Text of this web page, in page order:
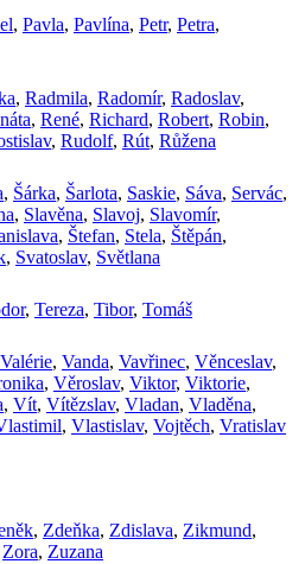
, Pavla, Pavlína, Petr, Petra,
, Radmila, Radomír, Radoslav,
, René, Richard, Robert, Robin,
, Rudolf, Rút, Růžena
, Šárka, Šarlota, Saskie, Sáva, Servác,
, Slavěna, Slavoj, Slavomír,
, Štefan, Stela, Štěpán,
, Svatoslav, Světlana
, Tereza, Tibor, Tomáš
Valérie, Vanda, Vavřinec, Věnceslav,
, Věroslav, Viktor, Viktorie,
, Vít, Vítězslav, Vladan, Vladěna,
, Vlastislav, Vojtěch, Vratislav
, Zdeňka, Zdislava, Zikmund,
Zora, Zuzana